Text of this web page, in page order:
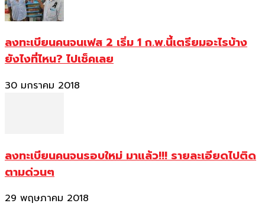
ลงทะเบียนคนจนเฟส 2 เริ่ม 1 ก.พ.นี้เตรียมอะไรบ้าง
ยังไงที่ไหน? ไปเช็คเลย
30 มกราคม 2018
ลงทะเบียนคนจนรอบใหม่ มาแล้ว!!! รายละเอียดไปติด
ตามด่วนๆ
29 พฤษภาคม 2018